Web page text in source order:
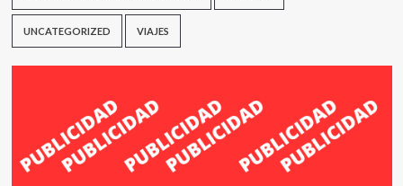
UNCATEGORIZED VIAJES